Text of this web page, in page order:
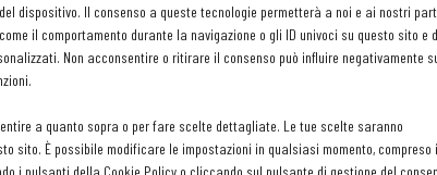
dispositivo. Il consenso a queste tecnologie permetterà a noi e ai nostri
il comportamento durante la navigazione o gli ID univoci su questo sito e
Non acconsentire o ritirare il consenso può influire negativamente
a quanto sopra o per fare scelte dettagliate. Le tue scelte saranno
sito. È possibile modificare le impostazioni in qualsiasi momento, compreso
sicuramente ad oltranza vista l’adesione
. Sono: Luca Marchini (ristorante L'erba del
della (Trattoria del Campazzo), Cristian
(I girasoli), Massimiliano Sereni (Locanda
Paolo Reggiani (Laghi Curiel), Lorenzo